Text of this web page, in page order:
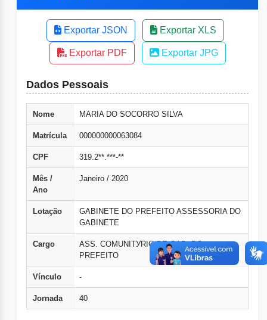
Exportar JSON Exportar XLS
Exportar PDF Exportar JPG
Dados Pessoais
Nome MARIA DO SOCORRO SILVA
Matrícula 000000000063084
CPF 319.2**.***-**
Mês /
Ano
Janeiro / 2020
Lotação
GABINETE DO PREFEITO ASSESSORIA DO
GABINETE
Cargo
ASS. COMUNITУRIO DE GAB. DO
PREFEITO
Vínculo -
Jornada 40